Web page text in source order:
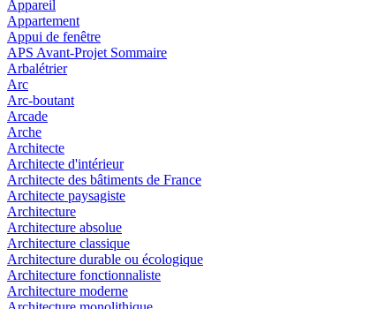
Appareil
Appartement
Appui de fenêtre
APS Avant-Projet Sommaire
Arbalétrier
Arc
Arc-boutant
Arcade
Arche
Architecte
Architecte d'intérieur
Architecte des bâtiments de France
Architecte paysagiste
Architecture
Architecture absolue
Architecture classique
Architecture durable ou écologique
Architecture fonctionnaliste
Architecture moderne